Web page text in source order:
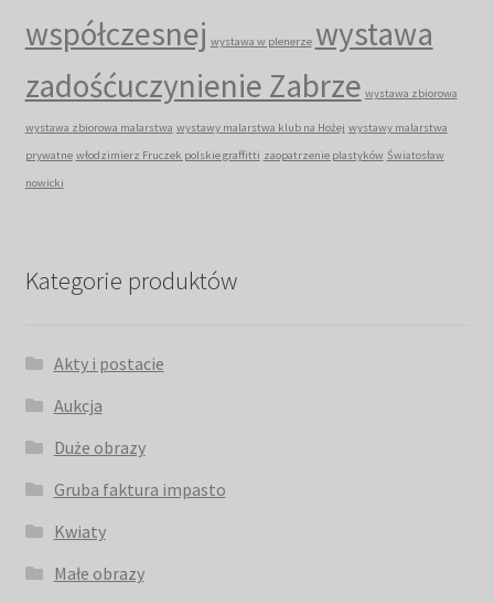
współczesnej wystawa w plenerze wystawa
zadośćuczynienie Zabrze wystawa zbiorowa
wystawa zbiorowa malarstwa wystawy malarstwa klub na Hożej wystawy malarstwa
prywatne włodzimierz Fruczek polskie graffitti zaopatrzenie plastyków Światosław
nowicki
Kategorie produktów
Akty i postacie
Aukcja
Duże obrazy
Gruba faktura impasto
Kwiaty
Małe obrazy